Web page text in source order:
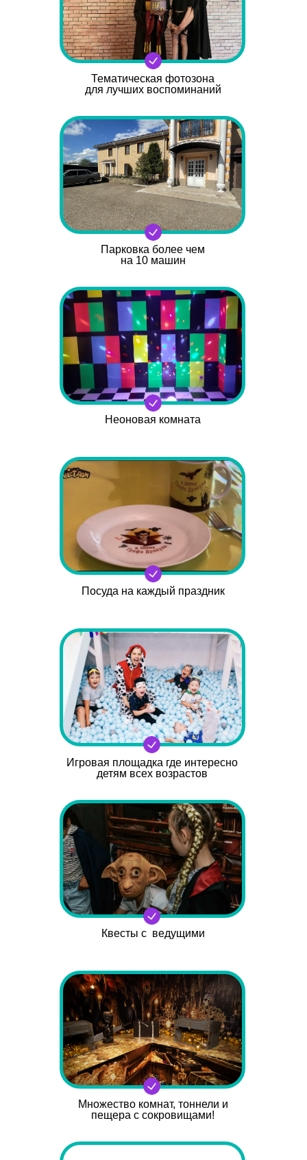
Игровая площадка где интересно
детям всех возрастов
Неоновая комната
Тематическая фотозона
для лучших воспоминаний
Квесты с ведущими
Парковка более чем
на 10 машин
Множество комнат, тоннели и
пещера с сокровищами!
Посуда на каждый праздник